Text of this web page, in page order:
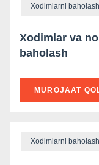
Xodimlarni baholash
Xodimlar va
baholash
MUROJAAT
Xodimlarni baholash